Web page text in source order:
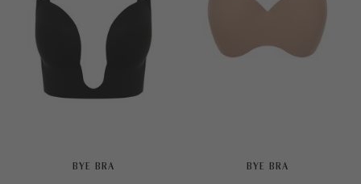
BYE BRA BYE BRA